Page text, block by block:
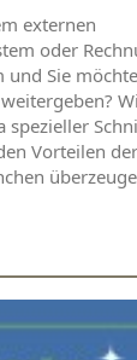
externen
oder
Sie
spezieller
Vorteilen